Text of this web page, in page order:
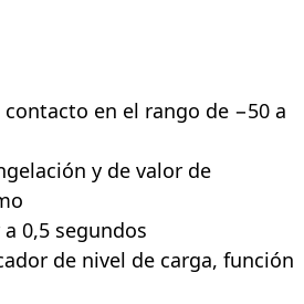
en el rango de −50 a
y de valor de
0,5 segundos
de nivel de carga, función